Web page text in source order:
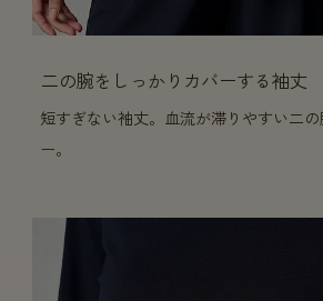
二の腕をしっかりカバーする袖丈
短すぎない袖丈。血流が滞りやすい二
ー。